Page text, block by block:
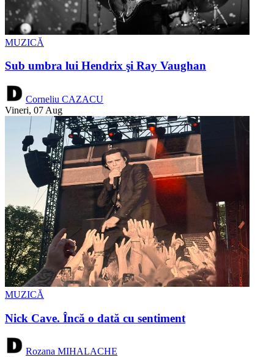
MUZICĂ
Sub umbra lui Hendrix şi Ray Vaughan
Corneliu CAZACU
Vineri, 07 Aug
MUZICĂ
Nick Cave. Încă o dată cu sentiment
Rozana MIHALACHE